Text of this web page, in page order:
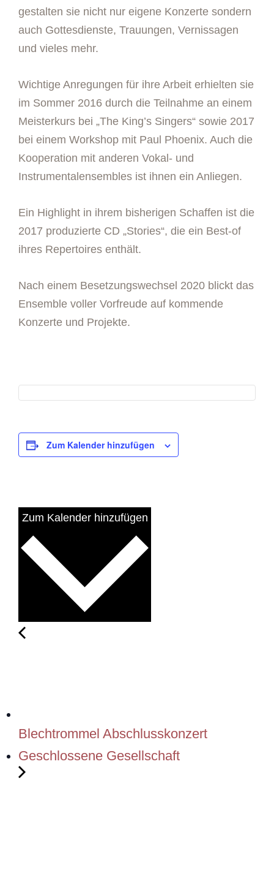
gestalten sie nicht nur eigene Konzerte sondern
auch Gottesdienste, Trauungen, Vernissagen
und vieles mehr.
Wichtige Anregungen für ihre Arbeit erhielten sie
im Sommer 2016 durch die Teilnahme an einem
Meisterkurs bei „The King’s Singers“ sowie 2017
bei einem Workshop mit Paul Phoenix. Auch die
Kooperation mit anderen Vokal- und
Instrumentalensembles ist ihnen ein Anliegen.
Ein Highlight in ihrem bisherigen Schaffen ist die
2017 produzierte CD „Stories“, die ein Best-of
ihres Repertoires enthält.
Nach einem Besetzungswechsel 2020 blickt das
Ensemble voller Vorfreude auf kommende
Konzerte und Projekte.
Zum Kalender hinzufügen
Blechtrommel Abschlusskonzert
Geschlossene Gesellschaft